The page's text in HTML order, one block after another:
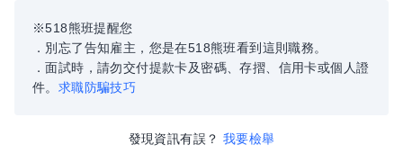
※518熊班提醒您
．別忘了告知雇主，您是在518熊班看到這則職務。
．面試時，請勿交付提款卡及密碼、存摺、信用卡或個人證
件。 求職防騙技巧
發現資訊有誤？ 我要檢舉